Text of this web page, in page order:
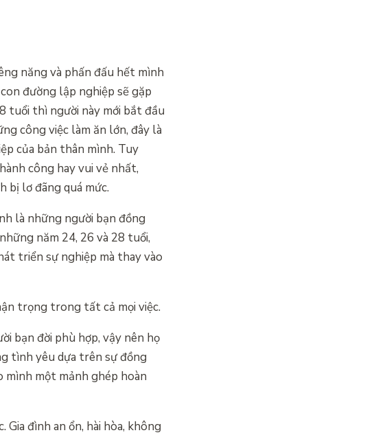
năng và phấn đấu hết mình
đường lập nghiệp sẽ gặp
tuổi thì người này mới bắt đầu
công việc làm ăn lớn, đây là
của bản thân mình. Tuy
công hay vui vẻ nhất,
bị lơ đãng quá mức.
là những người bạn đồng
năm 24, 26 và 28 tuổi,
triển sự nghiệp mà thay vào
trọng trong tất cả mọi việc.
bạn đời phù hợp, vậy nên họ
tình yêu dựa trên sự đồng
mình một mảnh ghép hoàn
đình an ổn, hài hòa, không